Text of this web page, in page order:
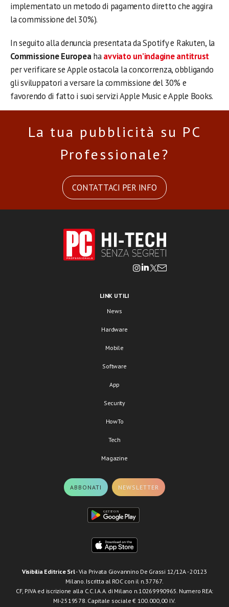
implementato un metodo di pagamento diretto che aggira
la commissione del 30%).
In seguito alla denuncia presentata da Spotify e Rakuten, la
Commissione Europeahaavviato un’indagine antitrust
per verificare se Apple ostacola la concorrenza, obbligando
gli sviluppatori a versare la commissione del 30% e
favorendo di fatto i suoi servizi Apple Music e Apple Books.
La tua pubblicità su PC
Professionale?
CONTATTACI PER INFO
LINK UTILI
News
Hardware
Mobile
Software
App
Security
HowTo
Tech
Magazine
ABBONATI NEWSLETTER
Visibilia Editrice Srl- Via Privata Giovannino De Grassi 12/12A - 20123
Milano. Iscritta al ROC con il n.37767.
CF, P.IVA ed iscrizione alla C.C.I.A.A. di Milano n.10269990965. Numero REA:
MI-2519578. Capitale sociale € 100.000,00 I.V.